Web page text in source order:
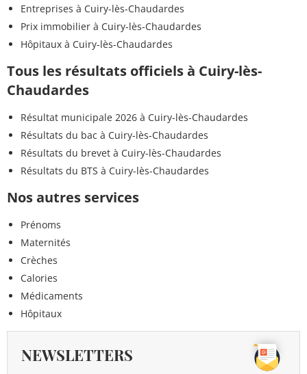
Entreprises à Cuiry-lès-Chaudardes
Prix immobilier à Cuiry-lès-Chaudardes
Hôpitaux à Cuiry-lès-Chaudardes
Tous les résultats officiels à Cuiry-lès-
Chaudardes
Résultat municipale 2026 à Cuiry-lès-Chaudardes
Résultats du bac à Cuiry-lès-Chaudardes
Résultats du brevet à Cuiry-lès-Chaudardes
Résultats du BTS à Cuiry-lès-Chaudardes
Nos autres services
Prénoms
Maternités
Crèches
Calories
Médicaments
Hôpitaux
NEWSLETTERS